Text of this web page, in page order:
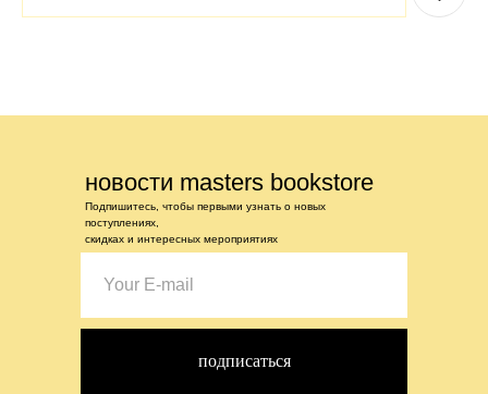
новости masters bookstore
Подпишитесь, чтобы первыми узнать о новых
поступлениях,
скидках и интересных мероприятиях
подписаться